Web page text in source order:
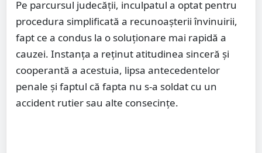
Pe parcursul judecății, inculpatul a optat pentru
procedura simplificată a recunoașterii învinuirii,
fapt ce a condus la o soluționare mai rapidă a
cauzei. Instanța a reținut atitudinea sinceră și
cooperantă a acestuia, lipsa antecedentelor
penale și faptul că fapta nu s-a soldat cu un
accident rutier sau alte consecințe.